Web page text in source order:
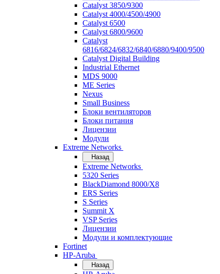
Catalyst 3850/9300
Catalyst 4000/4500/4900
Catalyst 6500
Catalyst 6800/9600
Catalyst
6816/6824/6832/6840/6880/9400/9500
Catalyst Digital Building
Industrial Ethernet
MDS 9000
ME Series
Nexus
Small Business
Блоки вентиляторов
Блоки питания
Лицензии
Модули
Extreme Networks
Назад
Extreme Networks
5320 Series
BlackDiamond 8000/X8
ERS Series
S Series
Summit X
VSP Series
Лицензии
Модули и комплектующие
Fortinet
HP-Aruba
Назад